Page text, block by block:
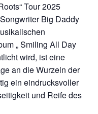
Tour 2025
Big Daddy
„ Smiling All Day
wird, ist eine
an die Wurzeln der
ein eindrucksvoller
und Reife des